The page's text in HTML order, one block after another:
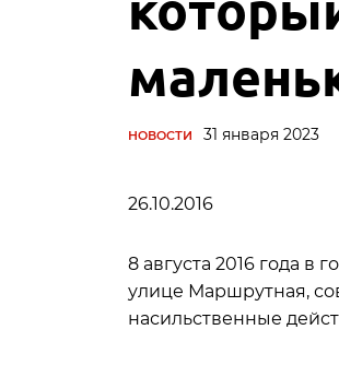
НОВОСТИ 31 января 2023
26.10.2016
8 августа 2016 года в
улице Маршрутная,
насильственные